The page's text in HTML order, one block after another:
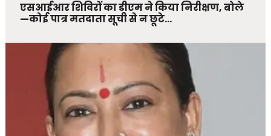
एसआईआर शिविरों का डीएम ने किया निरीक्षण, बोले
—कोई पात्र मतदाता सूची से न छूटे…